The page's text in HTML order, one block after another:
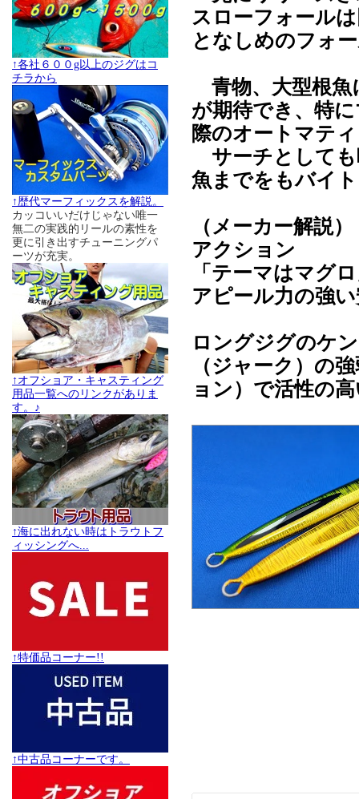
↑各社６００g以上のジグはコ
チラから
↑歴代マーフィックスを解説。
カッコいいだけじゃない唯一
無二の実践的リールの素性を
更に引き出すチューニングパ
ーツが充実。
↑オフショア・キャスティング
用品一覧へのリンクがありま
す。♪
↑海に出れない時はトラウトフ
ィッシングへ...
↑特価品コーナー!!
↑中古品コーナーです。
スローフォール
となしめのフォ
青物、大型根魚
が期待でき、特
際のオートマテ
サーチとしても
魚までをもバイ
（メーカー解説）
アクション
「テーマはマグ
アピール力の強
ロングジグのケ
（ジャーク）の
ョン）で活性の